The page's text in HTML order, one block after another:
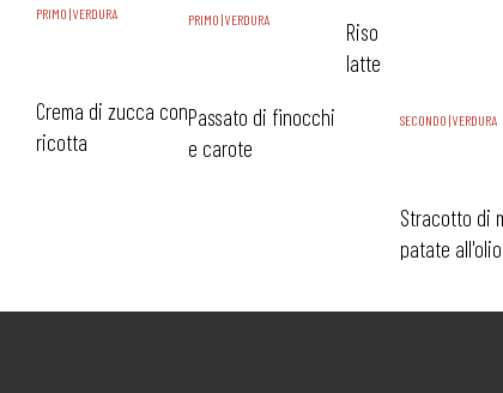
PRIMO | VERDURA
Crema di zucca con
ricotta
PRIMO | VERDURA
Passato di finocchi
e carote
Riso
latte
SECONDO | VERDURA
Stracotto di
patate all'olio